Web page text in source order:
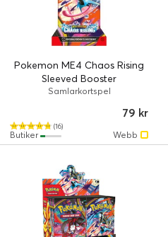
Pokemon ME4 Chaos Rising
Sleeved Booster
Samlarkortspel
(16)
79 kr
Webb
Butiker